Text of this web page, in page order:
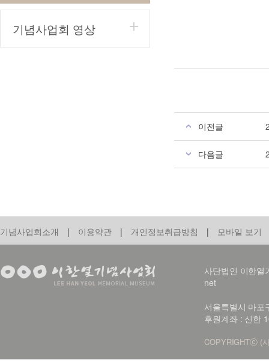
기념사업회 영상
이전글
다음글
기념사업회소개 | 이용약관 | 개인정보취급방침 | 모바일 보기
사단법인 이한
net
서울특별시 마
후원계좌 : 신한
COPYRIGHTⓒ (